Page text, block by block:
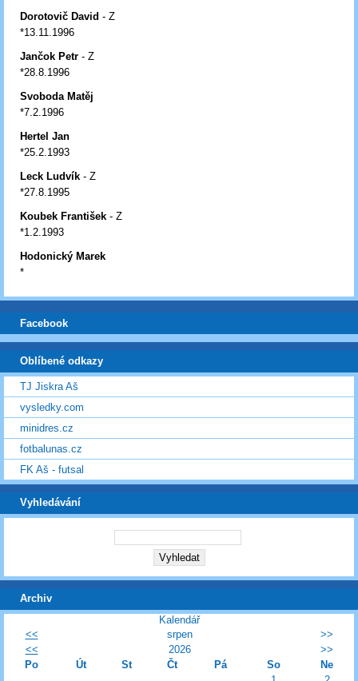
Dorotovič David - Z
*13.11.1996
Jančok Petr - Z
*28.8.1996
Svoboda Matěj
*7.2.1996
Hertel Jan
*25.2.1993
Leck Ludvík - Z
*27.8.1995
Koubek František - Z
*1.2.1993
Hodonický Marek
*
Facebook
Oblíbené odkazy
TJ Jiskra Aš
vysledky.com
minidres.cz
fotbalunas.cz
FK Aš - futsal
Vyhledávání
Archiv
Kalendář
<<
srpen
>>
<<
2026
>>
Po
Út St Čt Pá So
Ne